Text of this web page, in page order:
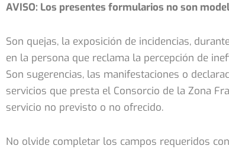
AVISO: Los presentes formularios no son
Son quejas, la exposición de incidencias,
en la persona que reclama la percepción de
Son sugerencias, las manifestaciones o
servicios que presta el Consorcio de la Zona
servicio no previsto o no ofrecido.
No olvide completar los campos requeridos